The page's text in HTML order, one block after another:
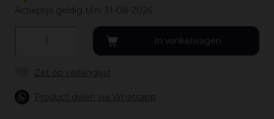
Actieprijs geldig t/m: 31-08-2026
Product delen via Whatsapp